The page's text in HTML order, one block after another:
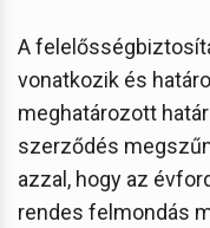
A
vonatkozik és
meghatározott
szerződés
azzal, hogy az
rendes felmondás